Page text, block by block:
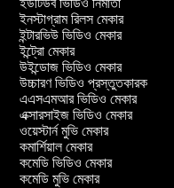
ইউটিউব ভিডিও নির্মাতা
ইনস্টাগ্রাম রিলস মেকার
ইন্টারভিউ ভিডিও মেকার
ইন্ট্রো মেকার
উইন্ডোজ ভিডিও মেকার
উচ্চারণ ভিডিও প্রস্তুতকারক
এএসএমআর ভিডিও মেকার
এক্সারসাইজ ভিডিও মেকার
ওয়েস্টার্ন মুভি মেকার
কমার্শিয়াল মেকার
কমেডি ভিডিও মেকার
কমেডি মুভি মেকার